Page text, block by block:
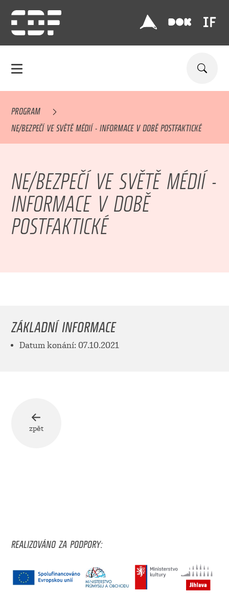
PROGRAM
NE/BEZPEČÍ VE SVĚTĚ MÉDIÍ - INFORMACE V DOBĚ POSTFAKTICKÉ
NE/BEZPEČÍ VE SVĚTĚ MÉDIÍ -
INFORMACE V DOBĚ
POSTFAKTICKÉ
ZÁKLADNÍ INFORMACE
Datum konání: 07.10.2021
zpět
REALIZOVÁNO ZA PODPORY: